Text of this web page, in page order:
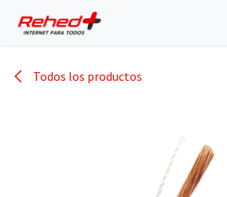
Todos los productos